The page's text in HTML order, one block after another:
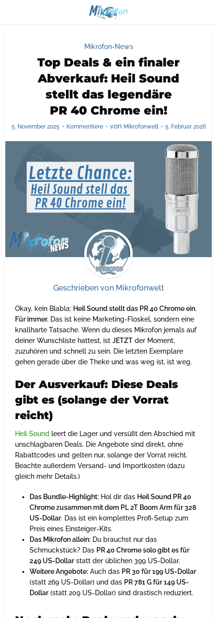
Mikrofon-News
Top Deals & ein finaler
Abverkauf: Heil Sound
stellt das legendäre
PR 40 Chrome ein!
5. November 2025 Kommentiere von Mikrofonwelt 5. Februar 2026
Geschrieben von Mikrofonwelt
Okay, kein Blabla: Heil Sound stellt das PR 40 Chrome ein.
Für immer. Das ist keine Marketing-Floskel, sondern eine
knallharte Tatsache. Wenn du dieses Mikrofon jemals auf
deiner Wunschliste hattest, istJETZT der Moment,
zuzuhören und schnell zu sein. Die letzten Exemplare
gehen gerade über die Theke und was weg ist, ist weg.
Der Ausverkauf: Diese Deals
gibt es (solange der Vorrat
reicht)
Heil Sound leert die Lager und versüßt den Abschied mit
unschlagbaren Deals. Die Angebote sind direkt, ohne
Rabattcodes und gelten nur, solange der Vorrat reicht.
Beachte außerdem Versand- und Importkosten (dazu
gleich mehr Details.)
Das Bundle-Highlight: Hol dir das Heil Sound PR 40
Chrome zusammen mit dem PL 2T Boom Arm für 328
US-Dollar. Das ist ein komplettes Profi-Setup zum
Preis eines Einsteiger-Kits.
Das Mikrofon allein: Du brauchst nur das
Schmuckstück? Das PR 40 Chrome solo gibt es für
249 US-Dollar statt der üblichen 399 US-Dollar.
Weitere Angebote: Auch das PR 30 für 199 US-Dollar
(statt 269 US-Dollar) und das PR 781 G für 149 US-
Dollar (statt 209 US-Dollar) sind drastisch reduziert.